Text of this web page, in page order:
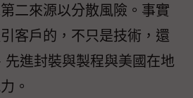
二來源以分散風險。事實
客戶的，不只是技術，還
先進封裝與製程與美國在地
。